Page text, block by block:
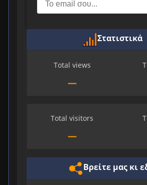
Στατιστικά
Total views
—
Total visitors
—
Βρείτε μας κι